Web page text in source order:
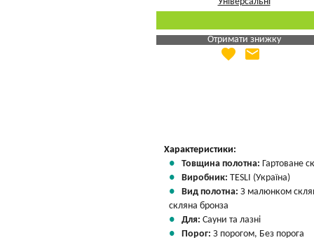
Отримати знижку
Яка Ваша ціна
favorite email
Характеристики:
Товщина полотна: Гартоване
Виробник: TESLI (Україна)
Вид полотна: З малюнком
скляна бронза
Для: Сауни та лазні
Порог: З порогом, Без порога